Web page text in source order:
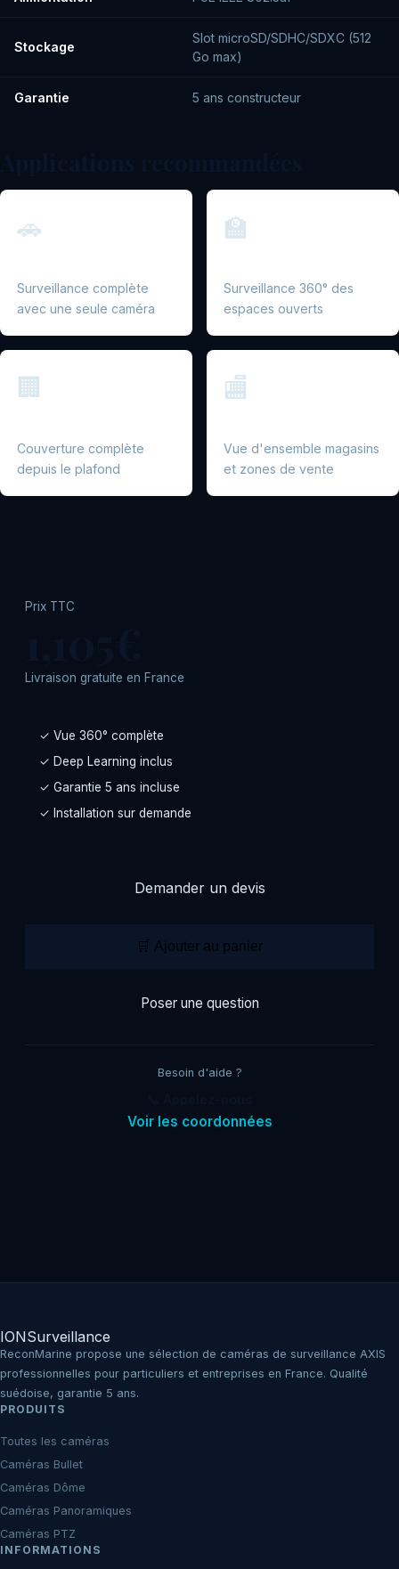
Stockage
Slot microSD/SDHC/SDXC (512
Go max)
Garantie 5 ans constructeur
🚗
Surveillance complète
avec une seule caméra
🏫
Surveillance 360° des
espaces ouverts
🏢
Couverture complète
depuis le plafond
🏬
Vue d'ensemble magasins
et zones de vente
Prix TTC
Livraison gratuite en France
✓ Vue 360° complète
✓ Deep Learning inclus
✓ Garantie 5 ans incluse
✓ Installation sur demande
Demander un devis
🛒 Ajouter au panier
Poser une question
Besoin d'aide ?
Voir les coordonnées
IONSurveillance
ReconMarine propose une sélection de caméras de surveillance AXIS
professionnelles pour particuliers et entreprises en France. Qualité
suédoise, garantie 5 ans.
PRODUITS
Toutes les caméras
Caméras Bullet
Caméras Dôme
Caméras Panoramiques
Caméras PTZ
INFORMATIONS